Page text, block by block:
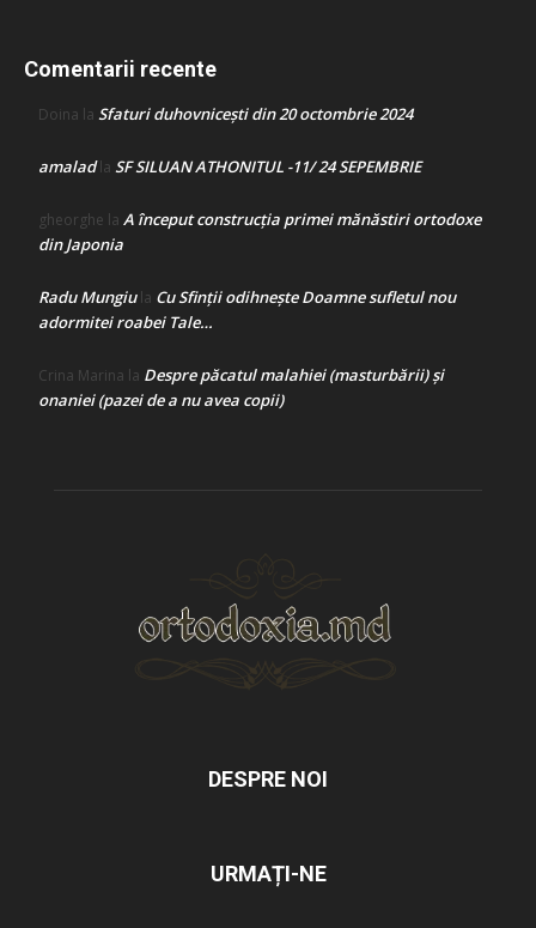
Comentarii recente
Doina la Sfaturi duhovnicești din 20 octombrie 2024
amaladla SF SILUAN ATHONITUL -11/ 24 SEPEMBRIE
gheorghe la A început construcţia primei mănăstiri ortodoxe
din Japonia
Radu Mungiula Cu Sfinții odihnește Doamne sufletul nou
adormitei roabei Tale…
Crina Marina la Despre păcatul malahiei (masturbării) şi
onaniei (pazei de a nu avea copii)
DESPRE NOI
URMAȚI-NE